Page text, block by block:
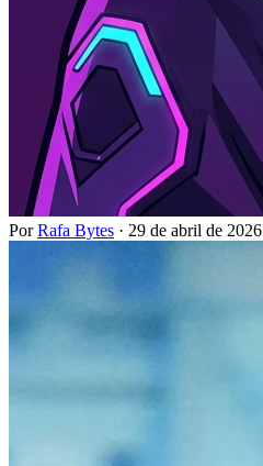
PorRafa Bytes · 29 de abril de 2026